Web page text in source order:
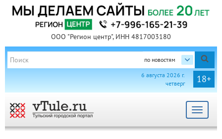
ООО "Регион центр", ИНН 4817003180
по новостям
18+
6 августа 2026 г.
четверг
Toggle